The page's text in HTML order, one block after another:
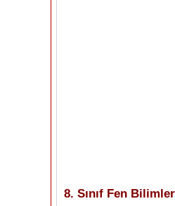
8. Sınıf Fen